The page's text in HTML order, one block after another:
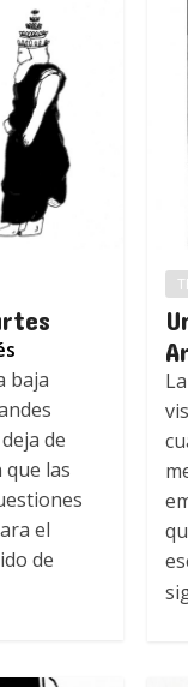
baja
de
las
el
de